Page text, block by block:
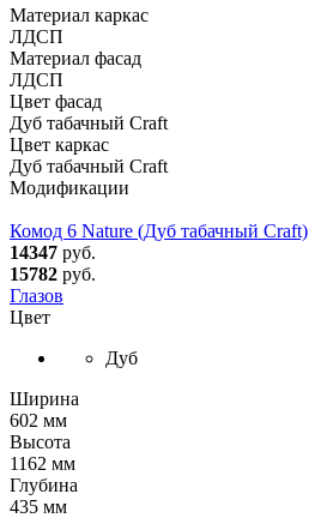
Материал каркас
ЛДСП
Материал фасад
ЛДСП
Цвет фасад
Дуб табачный Craft
Цвет каркас
Дуб табачный Craft
Модификации
Комод 6 Nature (Дуб табачный Craft)
14347 руб.
15782 руб.
Глазов
Цвет
Дуб
Ширина
602 мм
Высота
1162 мм
Глубина
435 мм